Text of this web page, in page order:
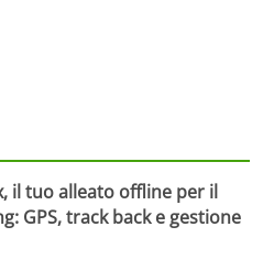
il tuo alleato offline per il
GPS, track back e gestione